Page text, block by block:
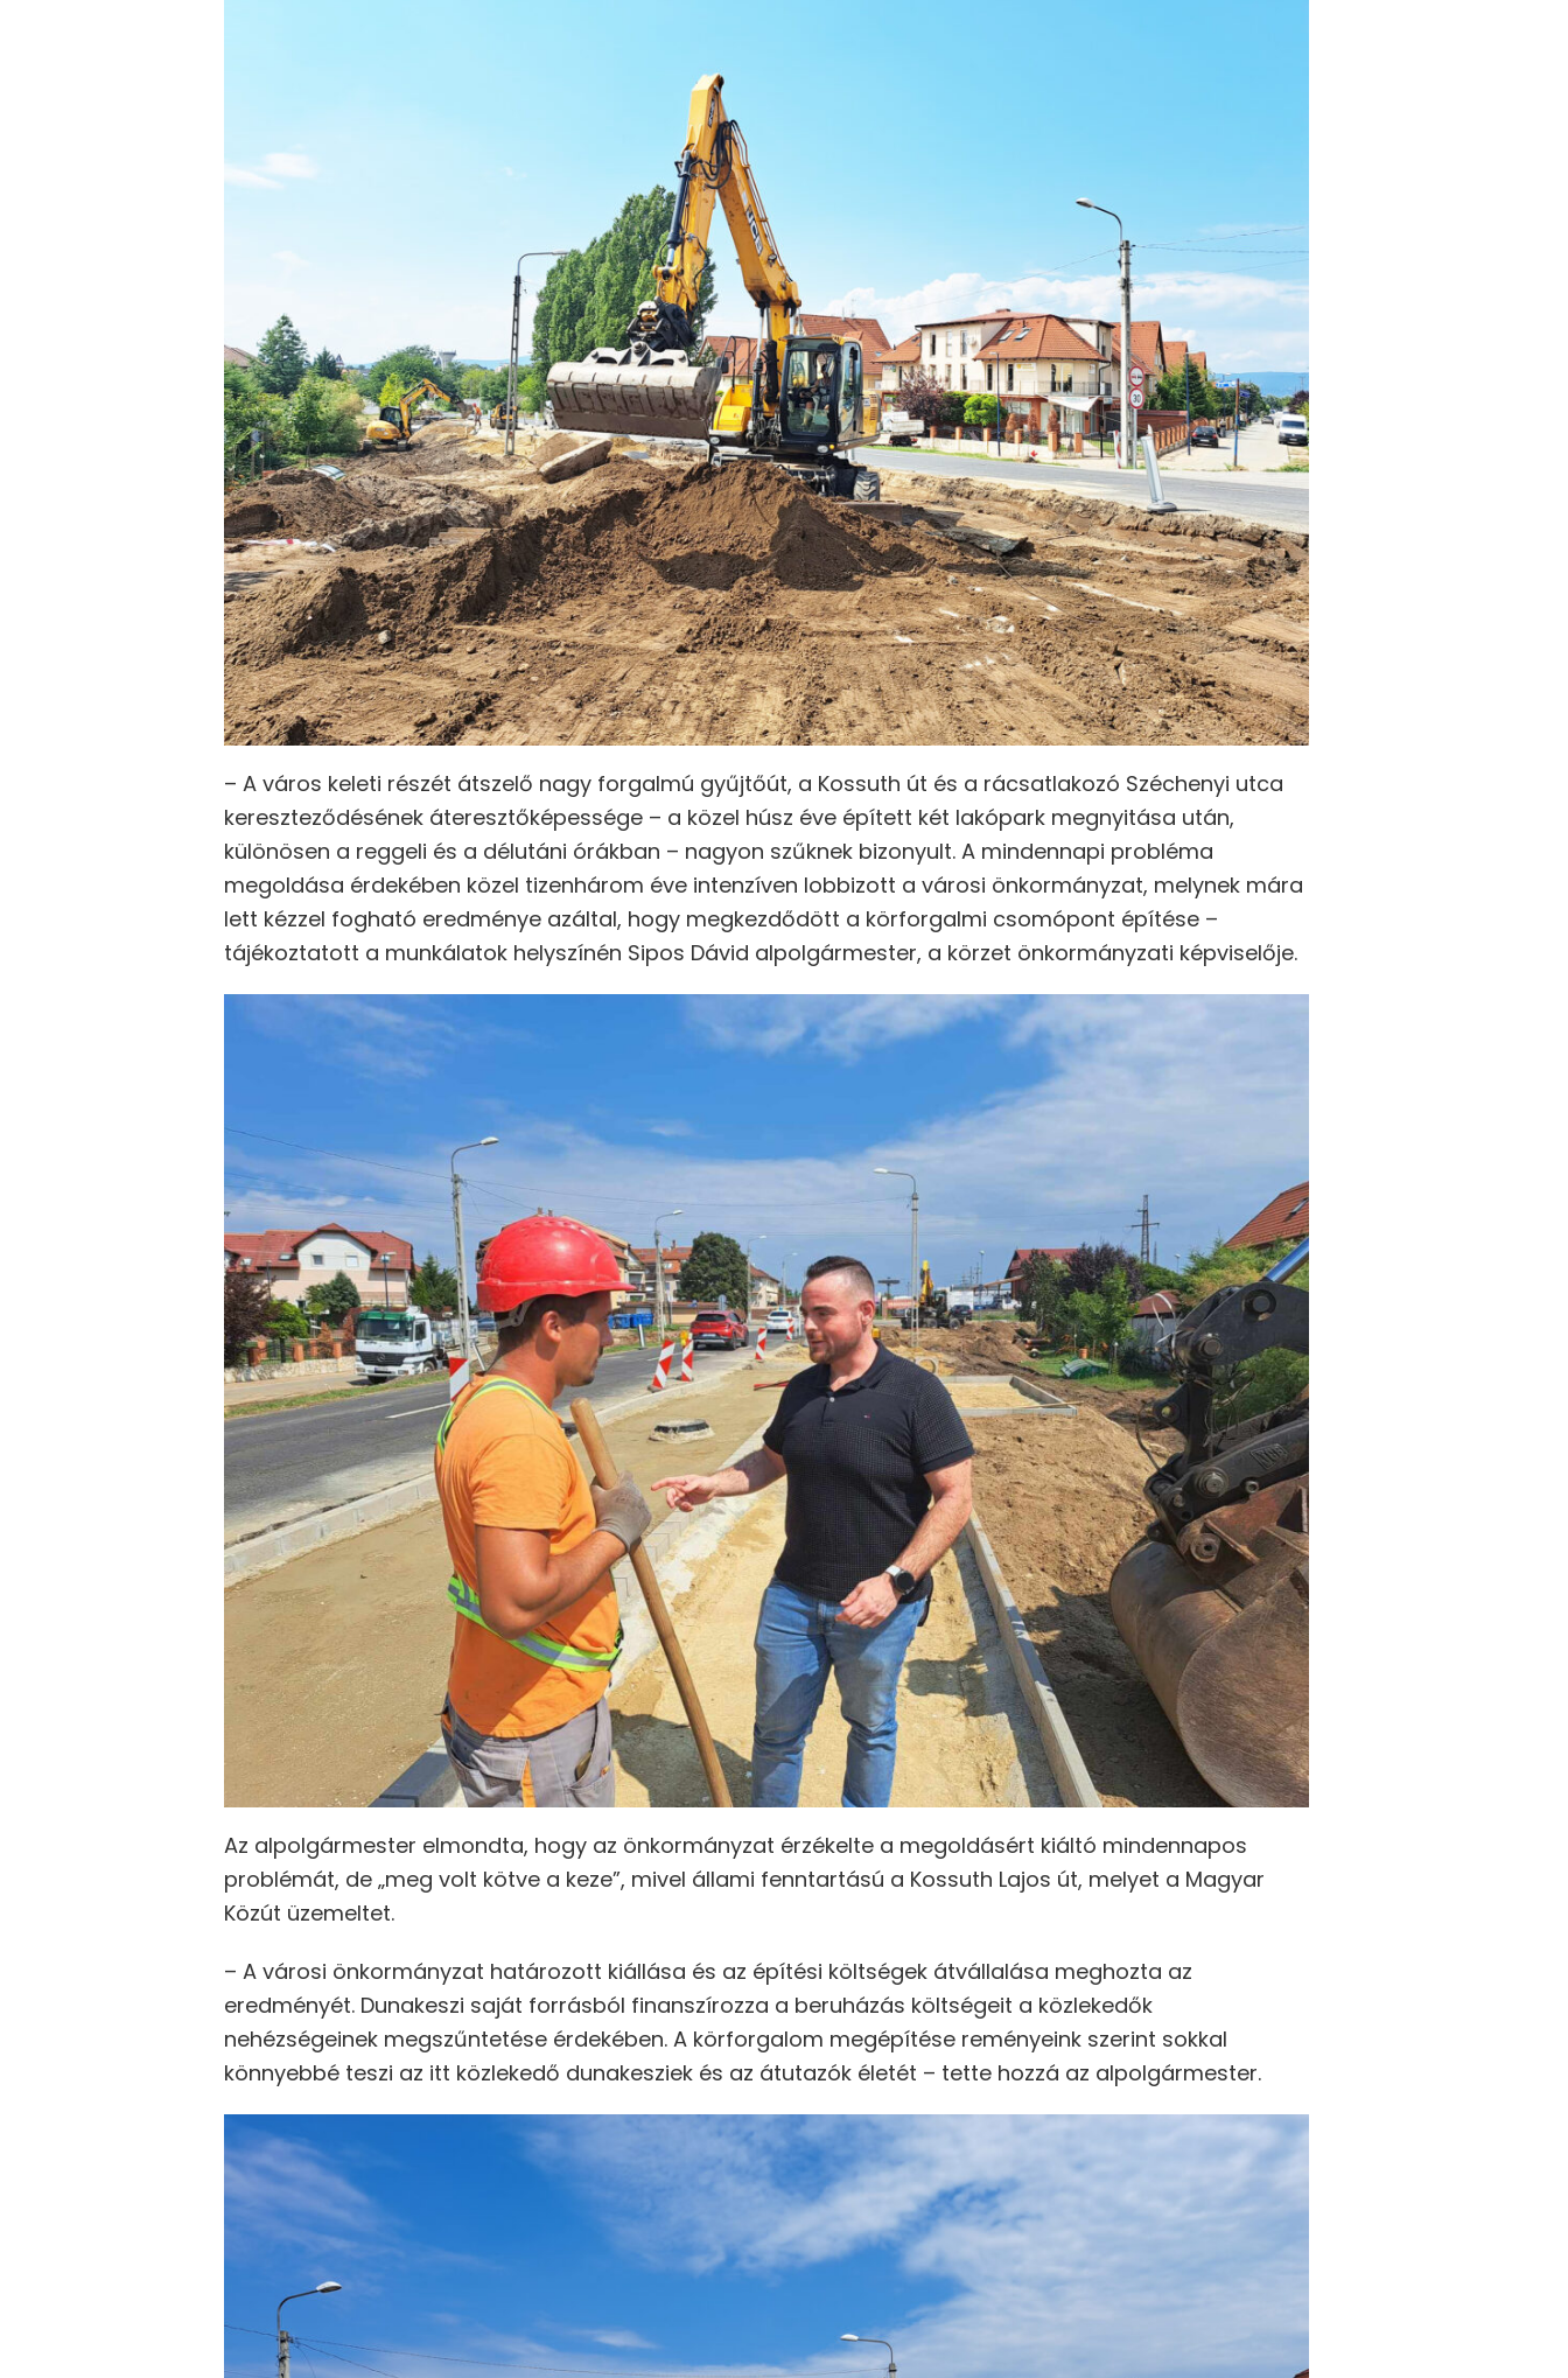
– A város keleti részét átszelő nagy forgalmú gyűjtőút, a Kossuth út és a rácsatlakozó Széchenyi utca
kereszteződésének áteresztőképessége – a közel húsz éve épített két lakópark megnyitása után,
különösen a reggeli és a délutáni órákban – nagyon szűknek bizonyult. A mindennapi probléma
megoldása érdekében közel tizenhárom éve intenzíven lobbizott a városi önkormányzat, melynek mára
lett kézzel fogható eredménye azáltal, hogy megkezdődött a körforgalmi csomópont építése –
tájékoztatott a munkálatok helyszínén Sipos Dávid alpolgármester, a körzet önkormányzati képviselője.
Az alpolgármester elmondta, hogy az önkormányzat érzékelte a megoldásért kiáltó mindennapos
problémát, de „meg volt kötve a keze”, mivel állami fenntartású a Kossuth Lajos út, melyet a Magyar
Közút üzemeltet.
– A városi önkormányzat határozott kiállása és az építési költségek átvállalása meghozta az
eredményét. Dunakeszi saját forrásból finanszírozza a beruházás költségeit a közlekedők
nehézségeinek megszűntetése érdekében. A körforgalom megépítése reményeink szerint sokkal
könnyebbé teszi az itt közlekedő dunakesziek és az átutazók életét – tette hozzá az alpolgármester.